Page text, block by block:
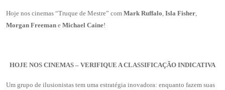
Nossa História
Hoje nos cinemas “Truque de Mestre” com Mark Ruffalo, Isla Fisher,
Morgan Freeman e Michael Caine!
HOJE NOS CINEMAS – VERIFIQUE A CLASSIFICAÇÃO INDICATIVA
Um grupo de ilusionistas tem uma estratégia inovadora: enquanto fazem suas